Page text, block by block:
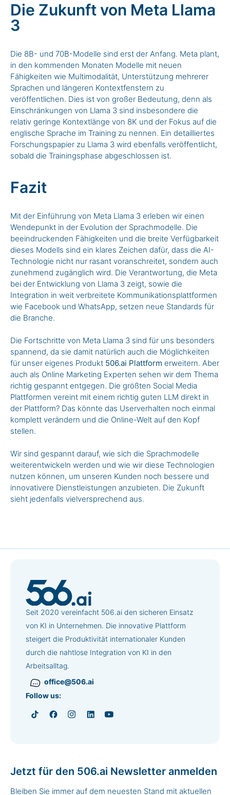
Die Zukunft von Meta Llama
3
Die 8B- und 70B-Modelle sind erst der Anfang. Meta plant,
in den kommenden Monaten Modelle mit neuen
Fähigkeiten wie Multimodalität, Unterstützung mehrerer
Sprachen und längeren Kontextfenstern zu
veröffentlichen. Dies ist von großer Bedeutung, denn als
Einschränkungen von Llama 3 sind insbesondere die
relativ geringe Kontextlänge von 8K und der Fokus auf die
englische Sprache im Training zu nennen. Ein detailliertes
Forschungspapier zu Llama 3 wird ebenfalls veröffentlicht,
sobald die Trainingsphase abgeschlossen ist.
Fazit
Mit der Einführung von Meta Llama 3 erleben wir einen
Wendepunkt in der Evolution der Sprachmodelle. Die
beeindruckenden Fähigkeiten und die breite Verfügbarkeit
dieses Modells sind ein klares Zeichen dafür, dass die AI-
Technologie nicht nur rasant voranschreitet, sondern auch
zunehmend zugänglich wird. Die Verantwortung, die Meta
bei der Entwicklung von Llama 3 zeigt, sowie die
Integration in weit verbreitete Kommunikationsplattformen
wie Facebook und WhatsApp, setzen neue Standards für
die Branche.
Die Fortschritte von Meta Llama 3 sind für uns besonders
spannend, da sie damit natürlich auch die Möglichkeiten
für unser eigenes Produkt 506.ai Plattform erweitern. Aber
auch als Online Marketing Experten sehen wir dem Thema
richtig gespannt entgegen. Die größten Social Media
Plattformen vereint mit einem richtig guten LLM direkt in
der Plattform? Das könnte das Userverhalten noch einmal
komplett verändern und die Online-Welt auf den Kopf
stellen.
Wir sind gespannt darauf, wie sich die Sprachmodelle
weiterentwickeln werden und wie wir diese Technologien
nutzen können, um unseren Kunden noch bessere und
innovativere Dienstleistungen anzubieten. Die Zukunft
sieht jedenfalls vielversprechend aus.
Jetzt für den 506.ai Newsletter anmelden
Bleiben Sie immer auf dem neuesten Stand mit aktuellen
Seit 2020 vereinfacht 506.ai den sicheren Einsatz
von KI in Unternehmen. Die innovative Plattform
steigert die Produktivität internationaler Kunden
durch die nahtlose Integration von KI in den
Arbeitsalltag.
office@506.ai
Follow us: